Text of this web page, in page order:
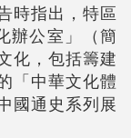
時指出，特區
辦公室」（簡
化，包括籌建
「中華文化體
國通史系列展